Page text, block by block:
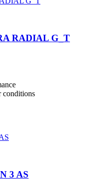
RADIAL G_T
conditions
3 AS